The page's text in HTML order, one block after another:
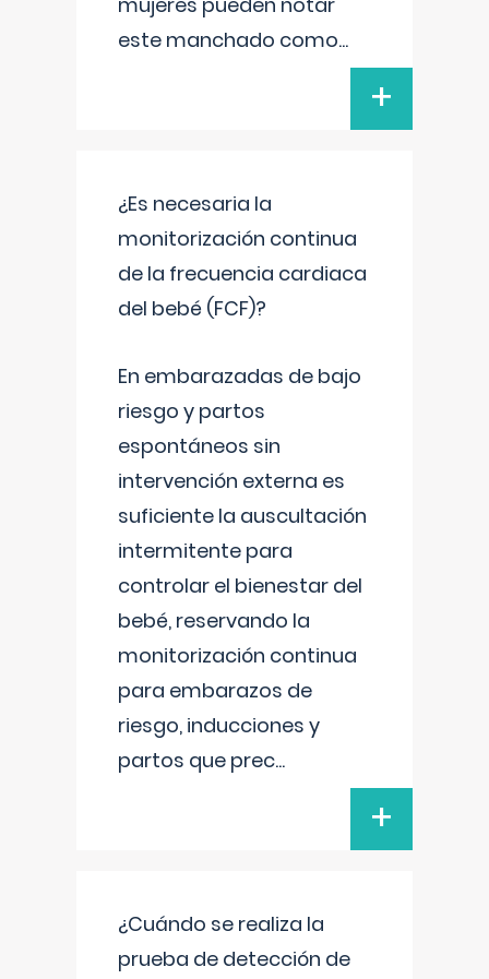
este manchado como...
+
¿Es necesaria la
monitorización continua
de la frecuencia cardiaca
del bebé (FCF)?
En embarazadas de bajo
riesgo y partos
espontáneos sin
intervención externa es
suficiente la auscultación
intermitente para
controlar el bienestar del
bebé, reservando la
monitorización continua
para embarazos de
riesgo, inducciones y
partos que prec...
+
¿Cuándo se realiza la
prueba de detección de